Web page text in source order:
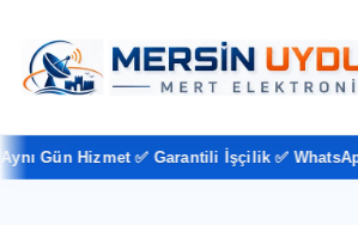
Gün Hizmet ✅ Garantili İşçilik ✅